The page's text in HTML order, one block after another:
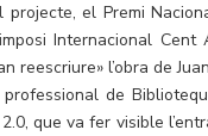
el Premi
Internacional Cent
reescriure» l’obra de
de
que va fer visible